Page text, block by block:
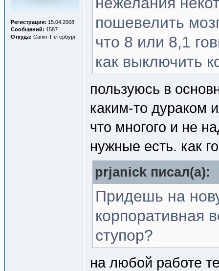
Регистрация: 15.04.2008
Сообщений: 1587
Откуда: Санкт-Петербург
пошевелить
что 8 или 8,1
как выключить
пользуюсь в
каким-то дураком
что многого и не
нужные есть. как
prjanick писал(a):
Придешь на
корпоративная
ступор?
на любой работе